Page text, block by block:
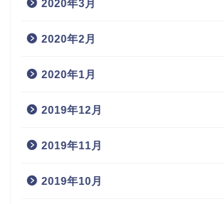
2020年3月
2020年2月
2020年1月
2019年12月
2019年11月
2019年10月